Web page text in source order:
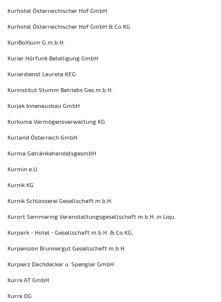
Kurhotel Österreichischer Hof GmbH
Kurhotel Österreichischer Hof GmbH & Co KG
KuriBoXsum G.m.b.H.
Kurier Hörfunk Beteiligung GmbH
Kurierdienst Laureta KEG
Kurinstitut Stumm Betriebs Ges.m.b.H.
Kurjak Innenausbau GmbH
Kurkuma Vermögensverwaltung KG
Kurland Österreich GmbH
Kurma GetränkehandelsgesmbH
Kurmin e.U.
Kurnik KG
Kurnik Schlosserei Gesellschaft m.b.H.
Kurort Semmering Veranstaltungsgesellschaft m.b.H. in Liqu.
Kurpark - Hotel - Gesellschaft m.b.H. & Co KG.
Kurpension Brunnergut Gesellschaft m.b.H.
Kurpierz Dachdecker u. Spengler GmbH
Kurre AT GmbH
Kurre OG